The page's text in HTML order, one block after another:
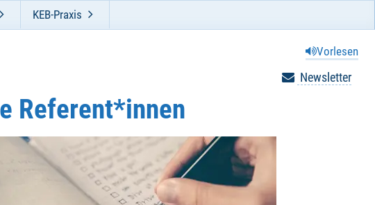
KEB-Praxis
Vorlesen
Newsletter
Referent*innen